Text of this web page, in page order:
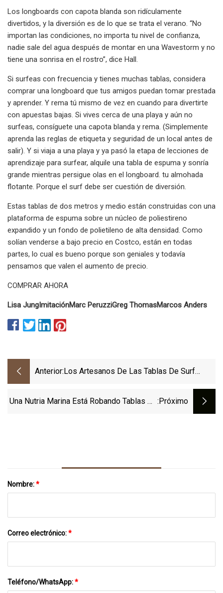
Los longboards con capota blanda son ridículamente
divertidos, y la diversión es de lo que se trata el verano. “No
importan las condiciones, no importa tu nivel de confianza,
nadie sale del agua después de montar en una Wavestorm y no
tiene una sonrisa en el rostro”, dice Hall.
Si surfeas con frecuencia y tienes muchas tablas, considera
comprar una longboard que tus amigos puedan tomar prestada
y aprender. Y rema tú mismo de vez en cuando para divertirte
con apuestas bajas. Si vives cerca de una playa y aún no
surfeas, consíguete una capota blanda y rema. (Simplemente
aprenda las reglas de etiqueta y seguridad de un local antes de
salir). Y si viaja a una playa y ya pasó la etapa de lecciones de
aprendizaje para surfear, alquile una tabla de espuma y sonría
grande mientras persigue olas en el longboard. tu almohada
flotante. Porque el surf debe ser cuestión de diversión.
Estas tablas de dos metros y medio están construidas con una
plataforma de espuma sobre un núcleo de poliestireno
expandido y un fondo de polietileno de alta densidad. Como
solían venderse a bajo precio en Costco, están en todas
partes, lo cual es bueno porque son geniales y todavía
pensamos que valen el aumento de precio.
COMPRAR AHORA
Lisa JungImitaciónMarc PeruzziGreg ThomasMarcos Anders
Anterior: Los Artesanos De Las Tablas De Surf
Puerto Rico
Una Nutria Marina Está Robando Tablas De :próximo
Nombre:*
Correo electrónico:*
Teléfono/WhatsApp:*